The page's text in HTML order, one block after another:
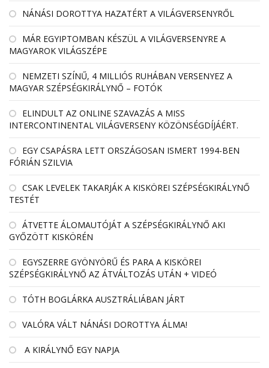
NÁNÁSI DOROTTYA HAZATÉRT A VILÁGVERSENYRŐL
MÁR EGYIPTOMBAN KÉSZÜL A VILÁGVERSENYRE A
MAGYAROK VILÁGSZÉPE
NEMZETI SZÍNŰ, 4 MILLIÓS RUHÁBAN VERSENYEZ A
MAGYAR SZÉPSÉGKIRÁLYNŐ – FOTÓK
ELINDULT AZ ONLINE SZAVAZÁS A MISS
INTERCONTINENTAL VILÁGVERSENY KÖZÖNSÉGDÍJÁÉRT.
EGY CSAPÁSRA LETT ORSZÁGOSAN ISMERT 1994-BEN
FÓRIÁN SZILVIA
CSAK LEVELEK TAKARJÁK A KISKÖREI SZÉPSÉGKIRÁLYNŐ
TESTÉT
ÁTVETTE ÁLOMAUTÓJÁT A SZÉPSÉGKIRÁLYNŐ AKI
GYŐZÖTT KISKÖRÉN
EGYSZERRE GYÖNYÖRŰ ÉS PARA A KISKÖREI
SZÉPSÉGKIRÁLYNŐ AZ ÁTVÁLTOZÁS UTÁN + VIDEÓ
TÓTH BOGLÁRKA AUSZTRÁLIÁBAN JÁRT
VALÓRA VÁLT NÁNÁSI DOROTTYA ÁLMA!
A KIRÁLYNŐ EGY NAPJA